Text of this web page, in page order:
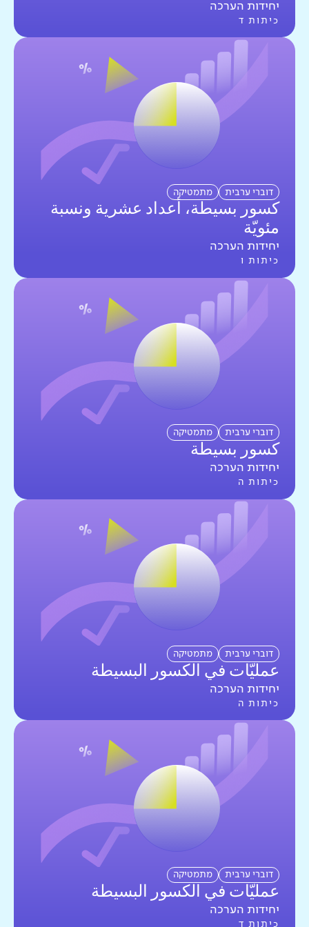
יחידות הערכה
כיתות ד
דוברי ערבית מתמטיקה
كسور بسيطة، أعداد عشرية ونسبة
مئويّة
יחידות הערכה
כיתות ו
דוברי ערבית מתמטיקה
كسور بسيطة
יחידות הערכה
כיתות ה
דוברי ערבית מתמטיקה
عمليّات في الكسور البسيطة
יחידות הערכה
כיתות ה
דוברי ערבית מתמטיקה
عمليّات في الكسور البسيطة
יחידות הערכה
כיתות ד